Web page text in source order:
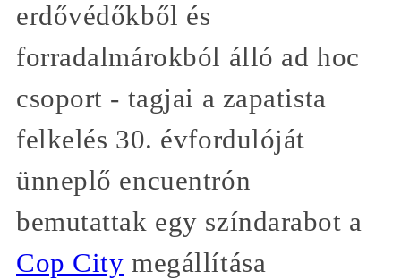
erdővédőkből és
forradalmárokból álló ad hoc
csoport - tagjai a zapatista
felkelés 30. évfordulóját
ünneplő encuentrón
bemutattak egy színdarabot a
Cop City megállítása